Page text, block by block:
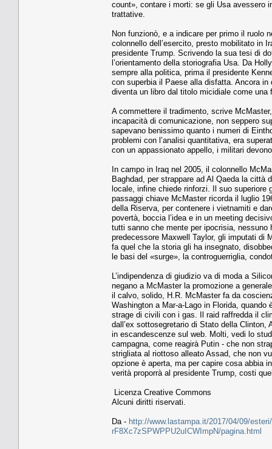
count», contare i morti: se gli Usa avessero
trattative.
Non funzionò, e a indicare per primo il ruolo
colonnello dell’esercito, presto mobilitato in
presidente Trump. Scrivendo la sua tesi di
l’orientamento della storiografia Usa. Da
sempre alla politica, prima il presidente
con superbia il Paese alla disfatta. Ancora
diventa un libro dal titolo micidiale come
A commettere il tradimento, scrive
incapacità di comunicazione, non seppero
sapevano benissimo quanto i numeri di
problemi con l’analisi quantitativa, era
con un appassionato appello, i militari
In campo in Iraq nel 2005, il colonnello
Baghdad, per strappare ad Al Qaeda la città
locale, infine chiede rinforzi. Il suo superiore
passaggi chiave McMaster ricorda il luglio
della Riserva, per contenere i vietnamiti e
povertà, boccia l’idea e in un meeting
tutti sanno che mente per ipocrisia,
predecessore Maxwell Taylor, gli imputati di
fa quel che la storia gli ha insegnato,
le basi del «surge», la controguerriglia,
L’indipendenza di giudizio va di moda a
negano a McMaster la promozione a
il calvo, solido, H.R. McMaster fa da
Washington a Mar-a-Lago in Florida,
strage di civili con i gas. Il raid raffredda il
dall’ex sottosegretario di Stato della
in escandescenze sul web. Molti, vedi lo
campagna, come reagirà Putin - che non
strigliata al riottoso alleato Assad, che non
opzione è aperta, ma per capire cosa abbia
verità proporrà al presidente Trump, costi
Licenza Creative Commons
Alcuni diritti riservati.
Da - http://www.lastampa.it/2017/04/09/
rF8Xc7zSPWPPU2uICWImpN/pagina.html